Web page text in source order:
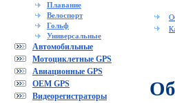
Плавание
Велоспорт
Гольф
Универсальные
Автомобильные
Мотоциклетные GPS
Авиационные GPS
OEM GPS
Видеорегистраторы